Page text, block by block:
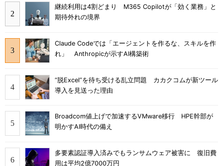
継続利用は4割どまり M365 Copilotが「効く業務」と
期待外れの境界
Claude Codeでは「エージェントを作るな、スキルを作
れ」 Anthropicが示すAI構築術
“脱Excel”を待ち受ける乱立問題 カカクコムが新ツール
導入を見送った理由
Broadcom値上げで加速するVMware移行 HPE幹部が
明かすAI時代の備え
多要素認証導入済みでもランサムウェア被害に 復旧費
用は平均2億7000万円